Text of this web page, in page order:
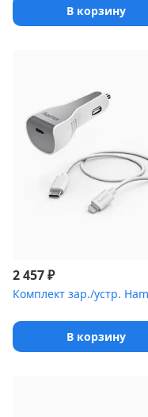
В корзину
2 457₽
В корзину